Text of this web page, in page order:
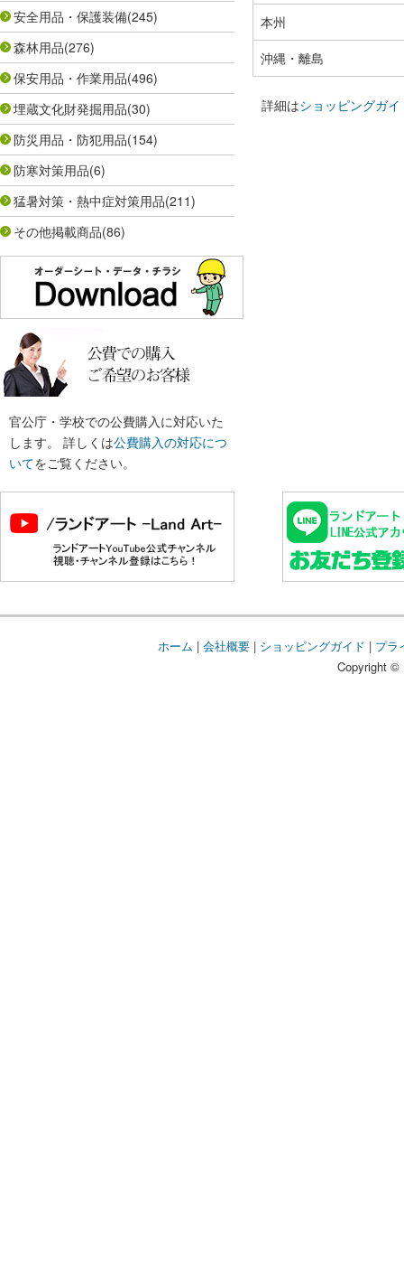
安全用品・保護装備(245)
森林用品(276)
保安用品・作業用品(496)
埋蔵文化財発掘用品(30)
防災用品・防犯用品(154)
防寒対策用品(6)
猛暑対策・熱中症対策用品(211)
その他掲載商品(86)
官公庁・学校での公費購入に対応いた
します。 詳しくは公費購入の対応につ
いてをご覧ください。
本州
沖縄・離島
詳細はショッピングガイ
ホーム | 会社概要| ショッピングガイド | プラ
Copyright ©